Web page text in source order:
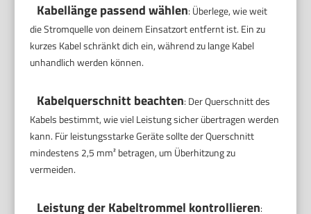
Kabellänge passend wählen: Überlege, wie weit
die Stromquelle von deinem Einsatzort entfernt ist. Ein zu
kurzes Kabel schränkt dich ein, während zu lange Kabel
unhandlich werden können.
Kabelquerschnitt beachten: Der Querschnitt des
Kabels bestimmt, wie viel Leistung sicher übertragen werden
kann. Für leistungsstarke Geräte sollte der Querschnitt
mindestens 2,5 mm² betragen, um Überhitzung zu
vermeiden.
Leistung der Kabeltrommel kontrollieren: